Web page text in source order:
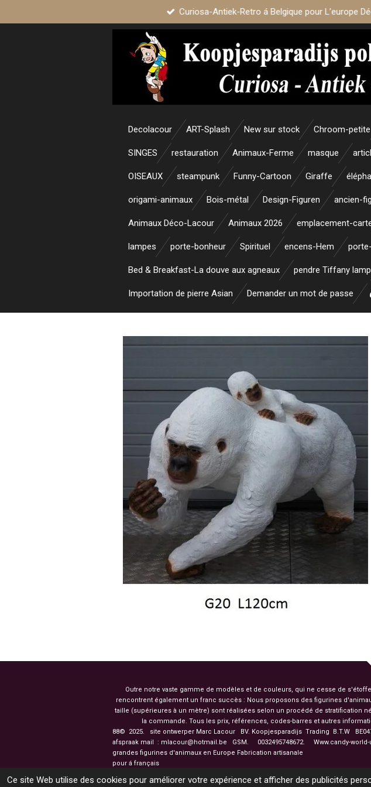
Ce site Web utilise des cookies pour améliorer votre expérience et afficher des publicités
Curiosa-Antiek-Retro á Belgique pour L’europe
Decolacour ART-Splash New sur stock Chroom-petite
SINGES restauration Animaux-Ferme masque
OISEAUX steampunk Funny-Cartoon Giraffe
origami-animaux Bois-métal Design-Figuren ancien-
Animaux Déco-Lacour Animaux 2026 emplacement-
lampes porte-bonheur Spirituel encens-Hem
Bed & Breakfast-La douve aux agneaux pendre Tiffany lamp
Importation de pierre Asian Demander un mot de passe
Outre notre vaste gamme de modèles et de couleurs, qui ne cesse de
rencontrent également un franc succès : Nous proposons des figurines
taille (supérieures à un mètre) sont réalisées selon un procédé de stratification
la commande. Tous les prix, références, codes-barres et autres
88© 2025. site ontwerper Marc Lacour BV. Koopjesparadijs Trading B.T.W
afspraak mail : mlacour@hotmail.be GSM.
0032495748672. Www.candy-
grandes figurines d'animaux en
pour á français